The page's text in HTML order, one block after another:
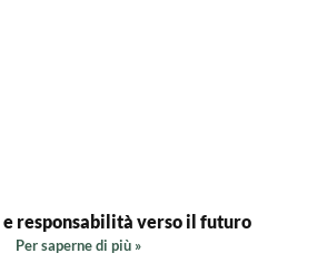
responsabilità verso il futuro
Per saperne di più »